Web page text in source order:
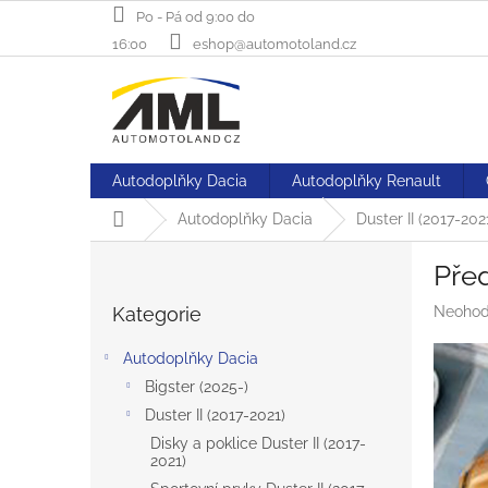
Po - Pá od 9:00 do
16:00
eshop@automotoland.cz
Autodoplňky Dacia Autodoplňky Renault
Domů Autodoplňky Dacia Duster II (2017-
kategorie
Kategorie
Autodoplňky Dacia
Bigster (2025-)
Duster II (2017-2021)
Disky a poklice Duster II (2017-
2021)
je
0,0
z
5